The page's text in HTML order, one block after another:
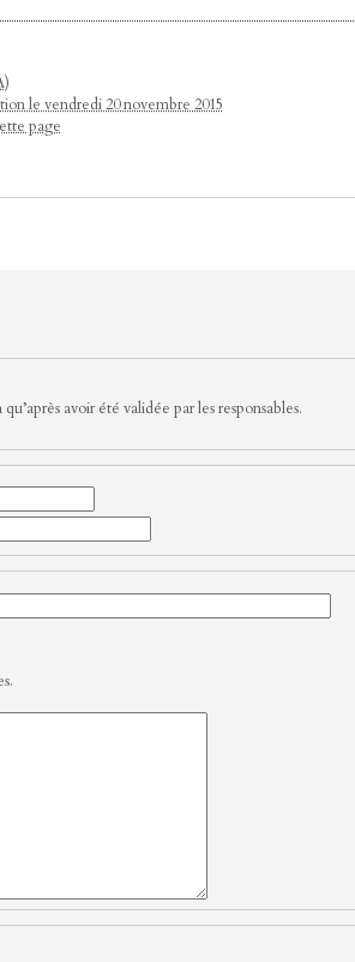
le vendredi 20 novembre 2015
page
avoir été validée par les responsables.